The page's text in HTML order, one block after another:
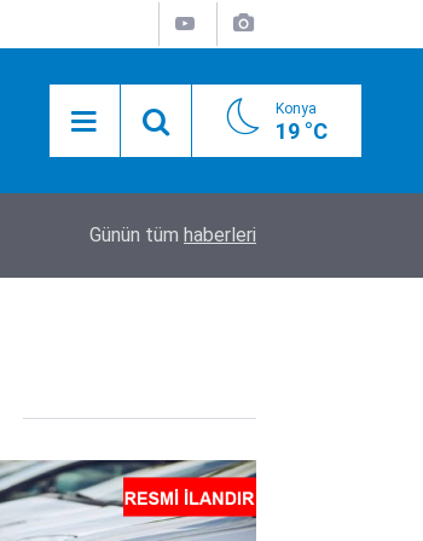
Konya
19 °C
Camide asılı halde bulundu
Günün tüm haberleri